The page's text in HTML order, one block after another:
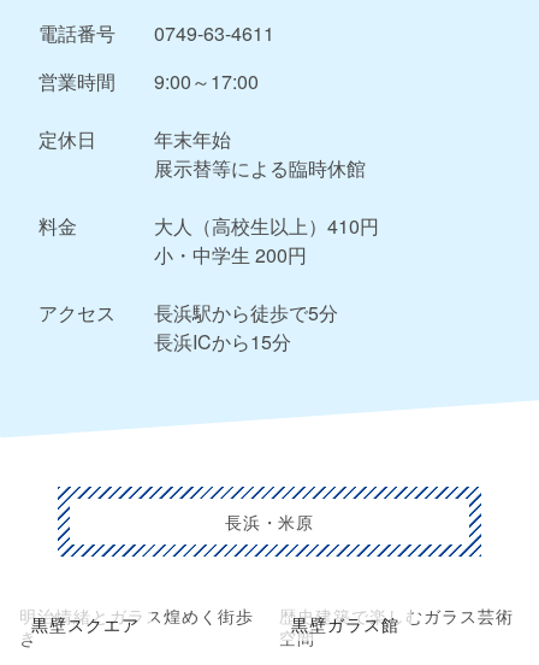
電話番号
0749-63-4611
営業時間
9:00～17:00
定休日
年末年始
展示替等による臨時休館
料金
大人（高校生以上）410円
小・中学生 200円
アクセス
長浜駅から徒歩で5分
長浜ICから15分
長浜・米原
黒壁スクエア
明治情緒とガラス煌めく街歩
き
黒壁ガラス館
歴史建築で楽しむガラス芸術
空間